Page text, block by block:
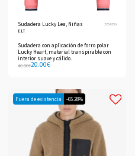
Sudadera Lucky Lea, Niñas 3254256
ELT
Sudadera con aplicación de forro polar
Lucky Heart, material transpirable con
interior suave y cálido.
46.00€20.00€
Fuera de existencia -65.28%